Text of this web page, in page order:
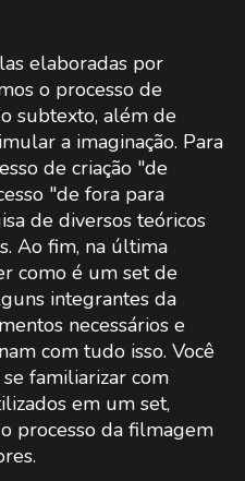
elaboradas por
o processo de
subtexto, além de
a imaginação. Para
de criação "de
"de fora para
de diversos teóricos
Ao fim, na última
como é um set de
integrantes da
necessários e
com tudo isso. Você
familiarizar com
em um set,
processo da filmagem